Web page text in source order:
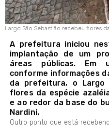
Largo São Sebastião recebeu flores
A prefeitura iniciou
implantação de um
áreas públicas. Em
conforme informações
da prefeitura, o Largo
flores da espécie
e ao redor da base do
Nardini.
Outro ponto que está